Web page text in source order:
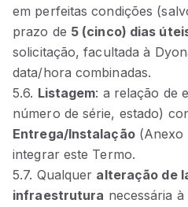
em perfeitas condições
prazo de 5 (cinco) dias
solicitação, facultada à
data/hora combinadas.
5.6. Listagem: a relação de
número de série, estado)
Entrega/Instalação(Anexo
integrar este Termo.
5.7. Qualquer alteração de
infraestrutura necessária